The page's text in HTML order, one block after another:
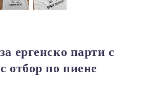
ергенско парти с
отбор по пиене